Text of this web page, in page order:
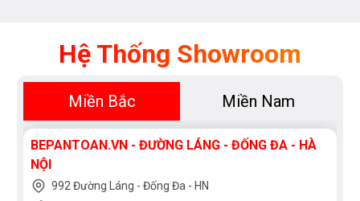
Hệ Thống Showroom
Miền Bắc Miền Nam
BEPANTOAN.VN - ĐƯỜNG LÁNG - ĐỐNG ĐA - HÀ
NỘI
992 Đường Láng - Đống Đa - HN